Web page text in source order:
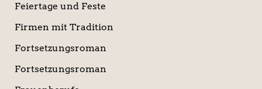
Feiertage und Feste
Firmen mit Tradition
Fortsetzungsroman
Fortsetzungsroman